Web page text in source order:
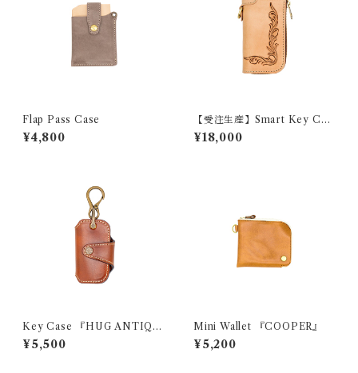
Flap Pass Case
¥4,800
【受注生産】Smart Key Cas
e 『GROUND FreeCut』
¥18,000
Key Case 『HUG ANTIQU
E』
¥5,500
Mini Wallet 『COOPER』
¥5,200